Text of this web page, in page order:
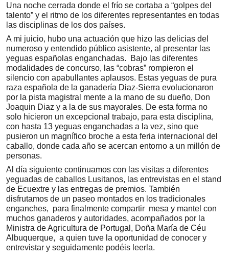
Una noche cerrada donde el frío se cortaba a “golpes del
talento” y el ritmo de los diferentes representantes en todas
las disciplinas de los dos países.
A mi juicio, hubo una actuación que hizo las delicias del
numeroso y entendido público asistente, al presentar las
yeguas españolas enganchadas. Bajo las diferentes
modalidades de concurso, las “cobras” rompieron el
silencio con apabullantes aplausos. Estas yeguas de pura
raza española de la ganadería Diaz-Sierra evolucionaron
por la pista magistral mente a la mano de su dueño, Don
Joaquin Diaz y a la de sus mayorales. De esta forma no
solo hicieron un excepcional trabajo, para esta disciplina,
con hasta 13 yeguas enganchadas a la vez, sino que
pusieron un magnífico broche a esta feria internacional del
caballo, donde cada año se acercan entorno a un millón de
personas.
Al día siguiente continuamos con las visitas a diferentes
yeguadas de caballos Lusitanos, las entrevistas en el stand
de Ecuextre y las entregas de premios. También
disfrutamos de un paseo montados en los tradicionales
enganches, para finalmente compartir mesa y mantel con
muchos ganaderos y autoridades, acompañados por la
Ministra de Agricultura de Portugal, Doña María de Céu
Albuquerque, a quien tuve la oportunidad de conocer y
entrevistar y seguidamente podéis leerla.